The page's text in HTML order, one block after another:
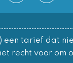
tarief dat
recht voor